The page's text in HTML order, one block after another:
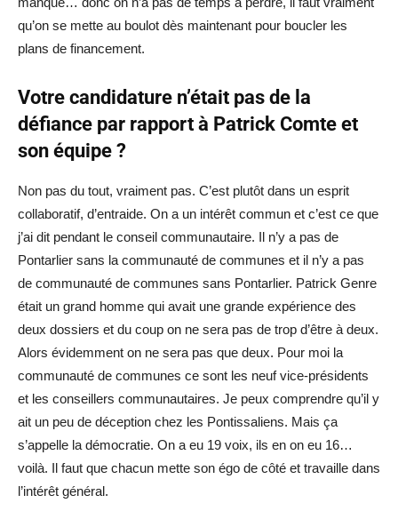
qu’on se mette au boulot dès maintenant pour boucler les
plans de financement.
Votre candidature n’était pas de la
défiance par rapport à Patrick Comte et
son équipe ?
Non pas du tout, vraiment pas. C’est plutôt dans un esprit
collaboratif, d’entraide. On a un intérêt commun et c’est ce que
j’ai dit pendant le conseil communautaire. Il n’y a pas de
Pontarlier sans la communauté de communes et il n’y a pas
de communauté de communes sans Pontarlier. Patrick Genre
était un grand homme qui avait une grande expérience des
deux dossiers et du coup on ne sera pas de trop d’être à deux.
Alors évidemment on ne sera pas que deux. Pour moi la
communauté de communes ce sont les neuf vice-présidents
et les conseillers communautaires. Je peux comprendre qu’il y
ait un peu de déception chez les Pontissaliens. Mais ça
s’appelle la démocratie. On a eu 19 voix, ils en on eu 16…
voilà. Il faut que chacun mette son égo de côté et travaille dans
l’intérêt général.